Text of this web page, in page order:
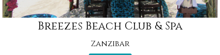
Breezes Beach Club & Spa
Zanzibar